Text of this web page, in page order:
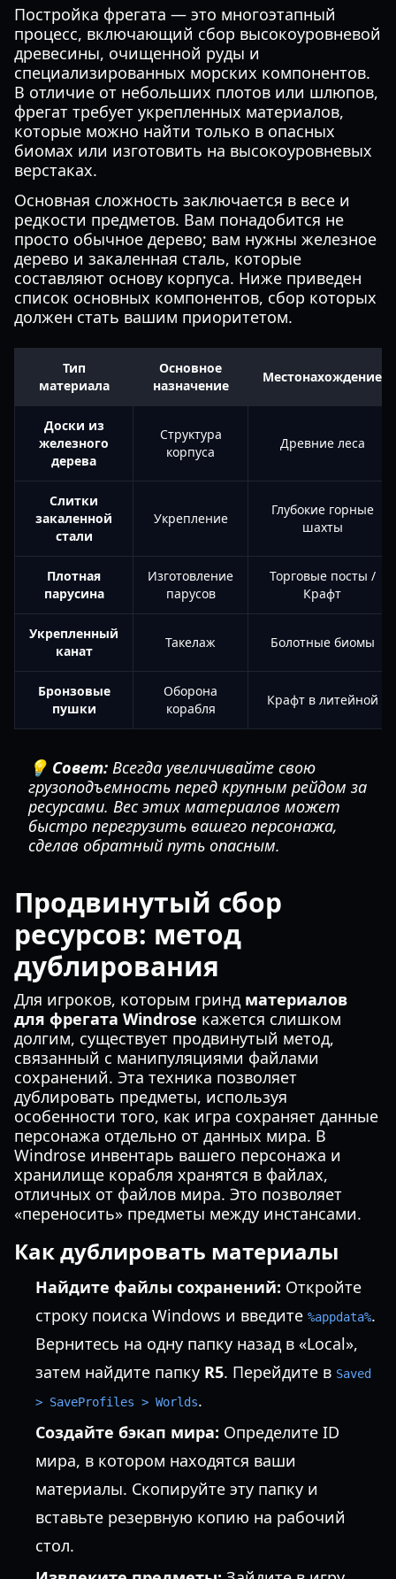
Постройка фрегата — это многоэтапный
процесс, включающий сбор высокоуровневой
древесины, очищенной руды и
специализированных морских компонентов.
В отличие от небольших плотов или шлюпов,
фрегат требует укрепленных материалов,
которые можно найти только в опасных
биомах или изготовить на высокоуровневых
верстаках.
Основная сложность заключается в весе и
редкости предметов. Вам понадобится не
просто обычное дерево; вам нужны железное
дерево и закаленная сталь, которые
составляют основу корпуса. Ниже приведен
список основных компонентов, сбор которых
должен стать вашим приоритетом.
Тип
материала
Основное
назначение
Местонахождение
Доски из
железного
дерева
Структура
корпуса
Древние леса
Слитки
закаленной
стали
Укрепление
Глубокие горные
шахты
Плотная
парусина
Изготовление
парусов
Торговые посты /
Крафт
Укрепленный
канат
Такелаж Болотные биомы
Бронзовые
пушки
Оборона
корабля
Крафт в литейной
💡 Совет: Всегда увеличивайте свою
грузоподъемность перед крупным рейдом за
ресурсами. Вес этих материалов может
быстро перегрузить вашего персонажа,
сделав обратный путь опасным.
Продвинутый сбор
ресурсов: метод
дублирования
Для игроков, которым гринд материалов
для фрегата Windrose кажется слишком
долгим, существует продвинутый метод,
связанный с манипуляциями файлами
сохранений. Эта техника позволяет
дублировать предметы, используя
особенности того, как игра сохраняет данные
персонажа отдельно от данных мира. В
Windrose инвентарь вашего персонажа и
хранилище корабля хранятся в файлах,
отличных от файлов мира. Это позволяет
«переносить» предметы между инстансами.
Как дублировать материалы
Найдите файлы сохранений: Откройте
строку поиска Windows и введите %appdata%.
Вернитесь на одну папку назад в «Local»,
затем найдите папку R5. Перейдите в Saved
> SaveProfiles > Worlds.
Создайте бэкап мира: Определите ID
мира, в котором находятся ваши
материалы. Скопируйте эту папку и
вставьте резервную копию на рабочий
стол.